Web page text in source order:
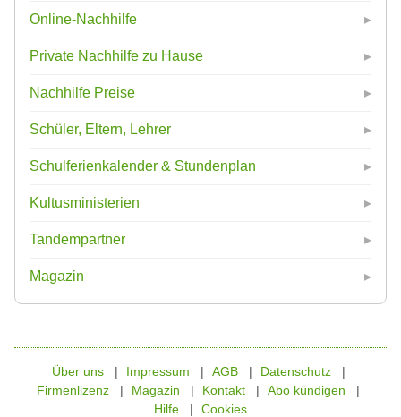
Online-Nachhilfe
Private Nachhilfe zu Hause
Nachhilfe Preise
Schüler, Eltern, Lehrer
Schulferienkalender & Stundenplan
Kultusministerien
Tandempartner
Magazin
Über uns Impressum AGB
Datenschutz
Firmenlizenz
Magazin Kontakt
Abo kündigen
Hilfe
Cookies